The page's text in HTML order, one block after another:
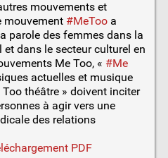
mouvements et
mouvement #MeTooa
parole des femmes dans la
et dans le secteur culturel en
Me Too, « #Me
actuelles et musique
Too théâtre » doivent inciter
à agir vers une
des relations
PDF